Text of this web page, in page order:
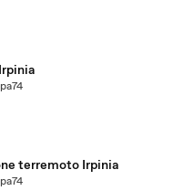
terremoto Irpinia